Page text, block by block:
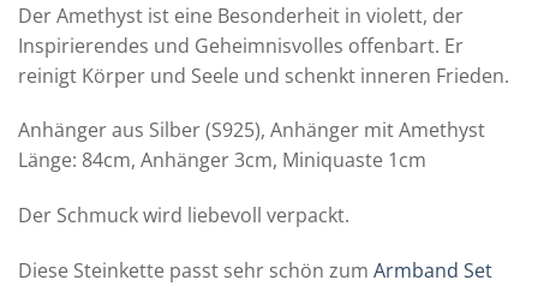
Der Amethyst ist eine Besonderheit in violett, der
Inspirierendes und Geheimnisvolles offenbart. Er
reinigt Körper und Seele und schenkt inneren Frieden.
Anhänger aus Silber (S925), Anhänger mit Amethyst
Länge: 84cm, Anhänger 3cm, Miniquaste 1cm
Der Schmuck wird liebevoll verpackt.
Diese Steinkette passt sehr schön zum Armband Set